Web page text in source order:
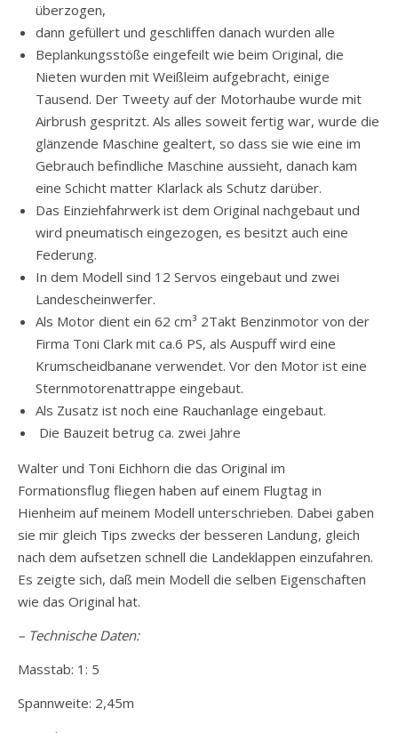
überzogen,
dann gefüllert und geschliffen danach wurden alle
Beplankungsstöße eingefeilt wie beim Original, die
Nieten wurden mit Weißleim aufgebracht, einige
Tausend. Der Tweety auf der Motorhaube wurde mit
Airbrush gespritzt. Als alles soweit fertig war, wurde die
glänzende Maschine gealtert, so dass sie wie eine im
Gebrauch befindliche Maschine aussieht, danach kam
eine Schicht matter Klarlack als Schutz darüber.
Das Einziehfahrwerk ist dem Original nachgebaut und
wird pneumatisch eingezogen, es besitzt auch eine
Federung.
In dem Modell sind 12 Servos eingebaut und zwei
Landescheinwerfer.
Als Motor dient ein 62 cm³ 2Takt Benzinmotor von der
Firma Toni Clark mit ca.6 PS, als Auspuff wird eine
Krumscheidbanane verwendet. Vor den Motor ist eine
Sternmotorenattrappe eingebaut.
Als Zusatz ist noch eine Rauchanlage eingebaut.
Die Bauzeit betrug ca. zwei Jahre
Walter und Toni Eichhorn die das Original im
Formationsflug fliegen haben auf einem Flugtag in
Hienheim auf meinem Modell unterschrieben. Dabei gaben
sie mir gleich Tips zwecks der besseren Landung, gleich
nach dem aufsetzen schnell die Landeklappen einzufahren.
Es zeigte sich, daß mein Modell die selben Eigenschaften
wie das Original hat.
– Technische Daten:
Masstab: 1: 5
Spannweite: 2,45m